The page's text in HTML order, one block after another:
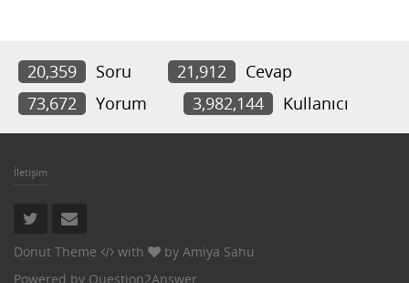
20,359 Soru 21,912
Cevap
73,672
Yorum 3,982,144 Kullanıcı
İletişim
Donut Theme with by Amiya Sahu
Powered by Question2Answer